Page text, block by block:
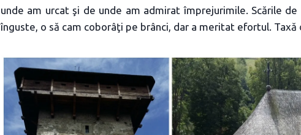
unde am urcat şi de unde am admirat împrejurimile. Scările
înguste, o să cam coborâţi pe brânci, dar a meritat efortul. Taxă